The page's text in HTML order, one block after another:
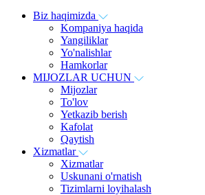
Biz haqimizda
Kompaniya haqida
Yangiliklar
Yo'nalishlar
Hamkorlar
MIJOZLAR UCHUN
Mijozlar
To'lov
Yetkazib berish
Kafolat
Qaytish
Xizmatlar
Xizmatlar
Uskunani o'rnatish
Tizimlarni loyihalash